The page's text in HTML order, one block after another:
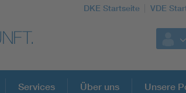
DKE Startseite VDE
Services Über uns Unsere